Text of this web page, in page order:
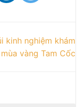
kinh nghiệm khám
vàng Tam Cốc